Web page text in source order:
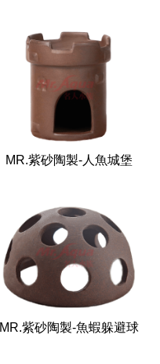
MR.紫砂陶製-人魚城堡
MR.紫砂陶製-魚蝦躲避球